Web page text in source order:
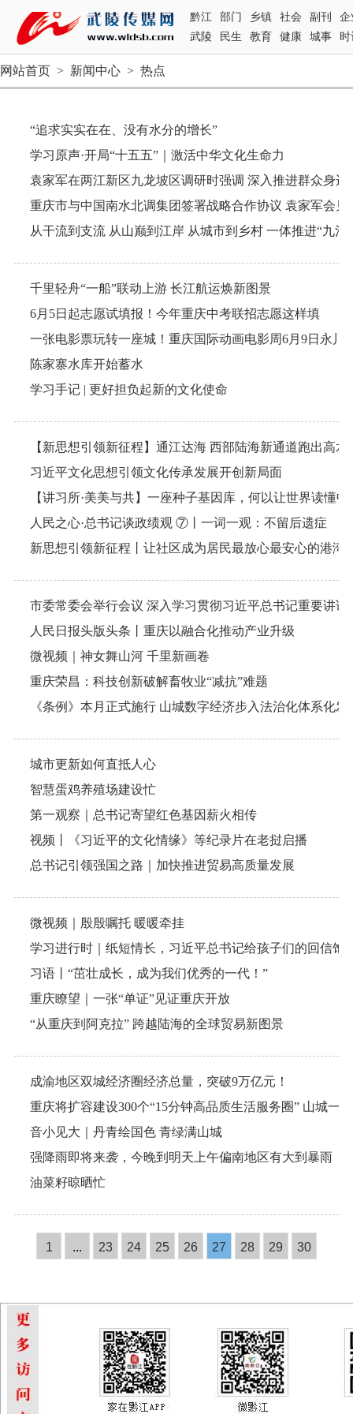
黔江 部门 乡镇 社会 副刊
企
武陵
民生 教育 健康 城事 时
网站首页 > 新闻中心 > 热点
“追求实实在在、没有水分的增长”
学习原声·开局“十五五”｜激活中华文化生命力
千里轻舟“一船”联动上游 长江航运焕新图景
6月5日起志愿试填报！今年重庆中考联招志愿这样填
一张电影票玩转一座城！重庆国际动画电影周6月9日永川
陈家寨水库开始蓄水
学习手记 | 更好担负起新的文化使命
习近平文化思想引领文化传承发展开创新局面
【讲习所·美美与共】一座种子基因库，何以让世界读懂中
人民之心·总书记谈政绩观 ⑦丨一词一观：不留后遗症
新思想引领新征程丨让社区成为居民最放心最安心的港湾
人民日报头版头条丨重庆以融合化推动产业升级
微视频｜神女舞山河 千里新画卷
重庆荣昌：科技创新破解畜牧业“减抗”难题
《条例》本月正式施行 山城数字经济步入法治化体系化发
城市更新如何直抵人心
智慧蛋鸡养殖场建设忙
第一观察｜总书记寄望红色基因薪火相传
视频丨《习近平的文化情缘》等纪录片在老挝启播
总书记引领强国之路｜加快推进贸易高质量发展
微视频｜殷殷嘱托 暖暖牵挂
学习进行时｜纸短情长，习近平总书记给孩子们的回信饱
习语丨“茁壮成长，成为我们优秀的一代！”
重庆瞭望｜一张“单证”见证重庆开放
“从重庆到阿克拉” 跨越陆海的全球贸易新图景
成渝地区双城经济圈经济总量，突破9万亿元！
音小见大｜丹青绘国色 青绿满山城
强降雨即将来袭，今晚到明天上午偏南地区有大到暴雨
油菜籽晾晒忙
1 ... 23 24 25 26 27 28 29 30